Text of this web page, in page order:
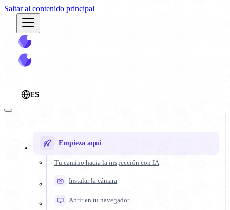
Saltar al contenido principal
ES
Empieza aquí
Tu camino hacia la inspección con IA
Instalar la cámara
Abrir en tu navegador